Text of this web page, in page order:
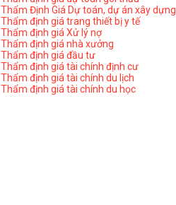
Thẩm Định Giá Dự toán, dự án xây dựng
Thẩm định giá trang thiết bị y tế
Thẩm định giá Xử lý nợ
Thẩm định giá nhà xưởng
Thẩm định giá đầu tư
Thẩm định giá tài chính định cư
Thẩm định giá tài chính du lịch
Thẩm định giá tài chính du học